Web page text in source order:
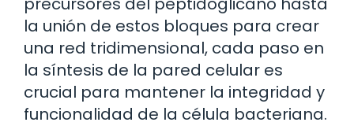
la unión de estos bloques para crear
una red tridimensional, cada paso en
la síntesis de la pared celular es
crucial para mantener la integridad y
funcionalidad de la célula bacteriana.